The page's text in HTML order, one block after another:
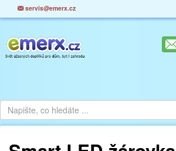
servis@emerx.cz